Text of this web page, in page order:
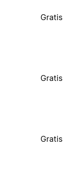
Gratis
Gratis
Gratis